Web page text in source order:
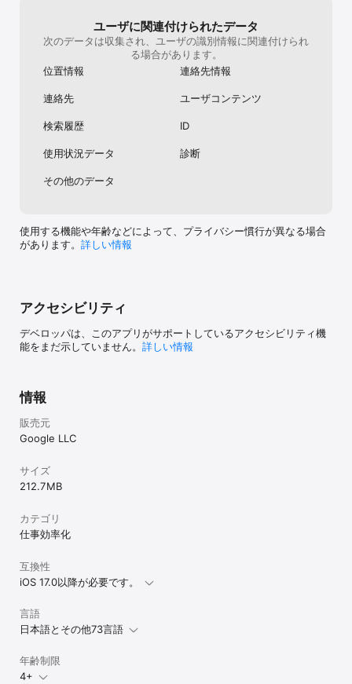
ユーザに関連付けられたデータ
次のデータは収集され、ユーザの識別情報に関連付けられ
る場合があります。
位置情報
連絡先情報
連絡先 ユーザコンテンツ
検索履歴 ID
使用状況データ 診断
その他のデータ
使用する機能や年齢などによって、プライバシー慣行が異なる場合
があります。 詳しい情報
アクセシビリティ
デベロッパは、このアプリがサポートしているアクセシビリティ機
能をまだ示していません。 詳しい情報
情報
販売元
Google LLC
サイズ
212.7 MB
カテゴリ
仕事効率化
互換性
iOS 17.0以降が必要です。
言語
日本語とその他73言語
年齢制限
4+